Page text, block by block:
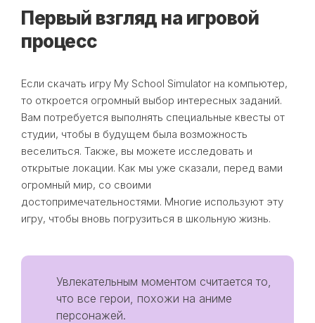
Первый взгляд на игровой
процесс
Если скачать игру My School Simulator на компьютер,
то откроется огромный выбор интересных заданий.
Вам потребуется выполнять специальные квесты от
студии, чтобы в будущем была возможность
веселиться. Также, вы можете исследовать и
открытые локации. Как мы уже сказали, перед вами
огромный мир, со своими
достопримечательностями. Многие используют эту
игру, чтобы вновь погрузиться в школьную жизнь.
Увлекательным моментом считается то,
что все герои, похожи на аниме
персонажей.